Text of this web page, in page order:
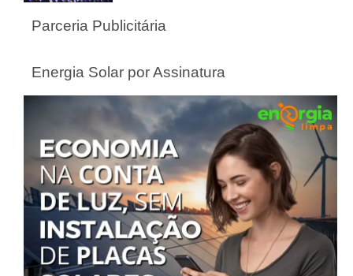
Parceria Publicitária
Energia Solar por Assinatura